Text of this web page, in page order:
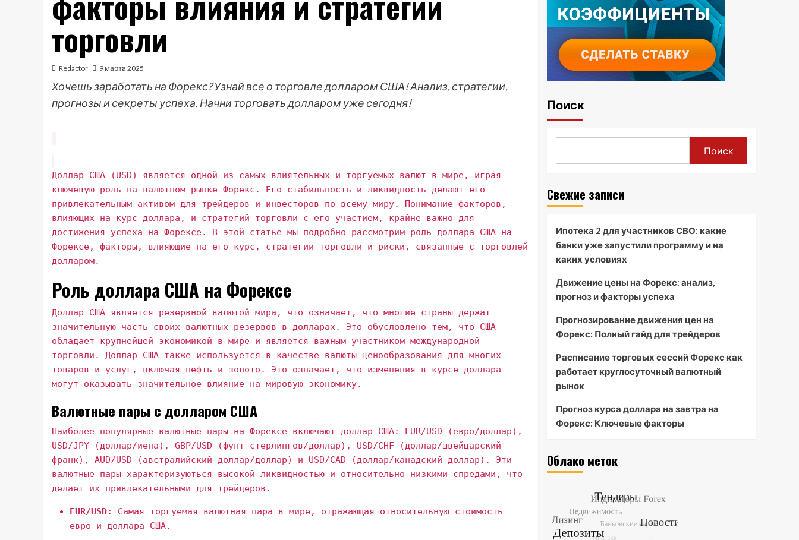
торговли
Redactor 9 марта 2025
Хочешь заработать на Форекс? Узнай все о торговле долларом США! Анализ, стратегии,
прогнозы и секреты успеха. Начни торговать долларом уже сегодня!
Доллар США (USD) является одной из самых влиятельных и торгуемых валют в мире, играя
ключевую роль на валютном рынке Форекс. Его стабильность и ликвидность делают его
привлекательным активом для трейдеров и инвесторов по всему миру. Понимание факторов,
влияющих на курс доллара, и стратегий торговли с его участием, крайне важно для
достижения успеха на Форексе. В этой статье мы подробно рассмотрим роль доллара США на
Форексе, факторы, влияющие на его курс, стратегии торговли и риски, связанные с торговлей
долларом.
Роль доллара США на Форексе
Доллар США является резервной валютой мира, что означает, что многие страны держат
значительную часть своих валютных резервов в долларах. Это обусловлено тем, что США
обладает крупнейшей экономикой в мире и является важным участником международной
торговли. Доллар США также используется в качестве валюты ценообразования для многих
товаров и услуг, включая нефть и золото. Это означает, что изменения в курсе доллара
могут оказывать значительное влияние на мировую экономику.
Валютные пары с долларом США
Наиболее популярные валютные пары на Форексе включают доллар США: EUR/USD (евро/доллар),
USD/JPY (доллар/иена), GBP/USD (фунт стерлингов/доллар), USD/CHF (доллар/швейцарский
франк), AUD/USD (австралийский доллар/доллар) и USD/CAD (доллар/канадский доллар). Эти
валютные пары характеризуються высокой ликвидностью и относительно низкими спредами, что
делает их привлекательными для трейдеров.
EUR/USD:
Самая торгуемая валютная пара в мире, отражающая относительную стоимость
евро и доллара США.
Поиск
Поиск
Свежие записи
Ипотека 2 для участников СВО: какие
банки уже запустили программу и на
каких условиях
Движение цены на Форекс: анализ,
прогноз и факторы успеха
Прогнозирование движения цен на
Форекс: Полный гайд для трейдеров
Расписание торговых сессий Форекс как
работает круглосуточный валютный
рынок
Прогноз курса доллара на завтра на
Форекс: Ключевые факторы
Облако меток